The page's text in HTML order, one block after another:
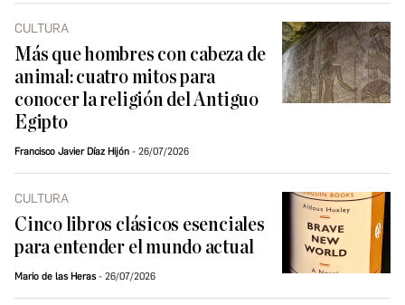
CULTURA
Más que hombres con cabeza de
animal: cuatro mitos para
conocer la religión del Antiguo
Egipto
Francisco Javier Díaz Hijón 26/07/2026
CULTURA
Cinco libros clásicos esenciales
para entender el mundo actual
Mario de las Heras 26/07/2026